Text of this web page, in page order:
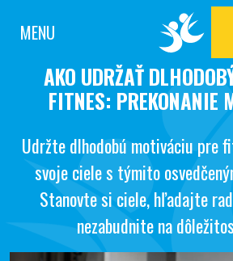
MENU
AKO UDRŽAŤ
FITNES: PREKONANIE
Udržte dlhodobú motiváciu pre
svoje ciele s týmito
Stanovte si ciele, hľadajte
nezabudnite na